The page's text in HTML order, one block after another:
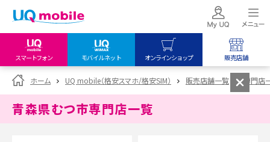
スマートフォン モバイルネット オンラインショップ 販売店舗
my UQ WiMAX
UQ WiMAX ご契約の方
My UQ mobile
UQ mobile
オンラインショップ
UQ WiMAX
UQ mobile
販売店舗
UQ WiMAX
ホーム UQ mobile（格安スマホ/格安SIM） 販売店舗一覧 専門店
青森県むつ市専門店一覧